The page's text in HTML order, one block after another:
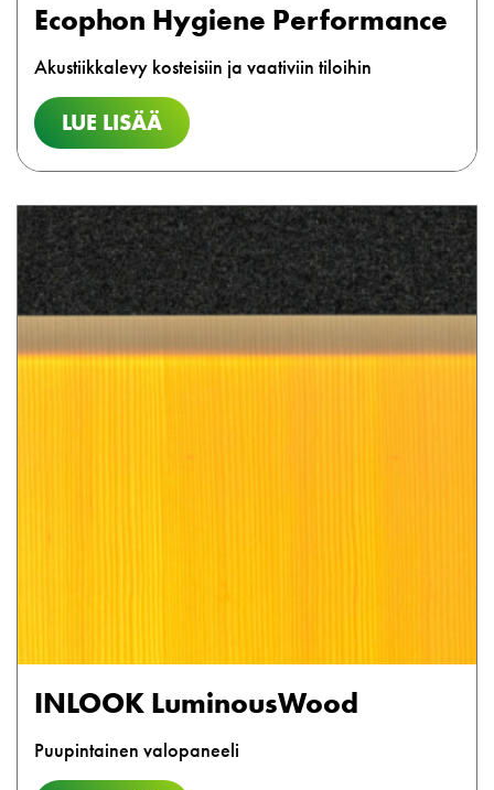
Ecophon Hygiene Performance
Akustiikkalevy kosteisiin ja vaativiin tiloihin
LUE LISÄÄ
INLOOK LuminousWood
Puupintainen valopaneeli